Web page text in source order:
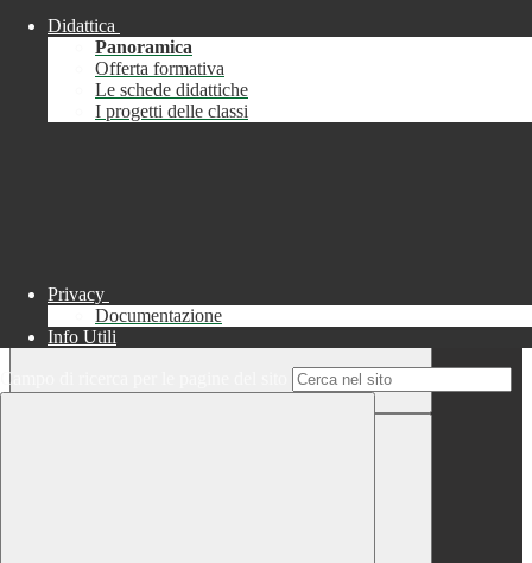
Chiudi
Informazione
Didattica
Panoramica
Offerta formativa
Le schede didattiche
I progetti delle classi
Privacy
Documentazione
Info Utili
Campo di ricerca per le pagine del sito